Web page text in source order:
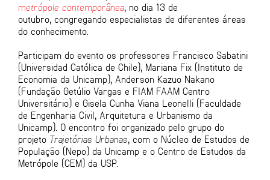
metrópole contemporânea, no dia 13 de
outubro, congregando especialistas de diferentes áreas
do conhecimento.
Participam do evento os professores Francisco Sabatini
(Universidad Católica de Chile), Mariana Fix (Instituto de
Economia da Unicamp), Anderson Kazuo Nakano
(Fundação Getúlio Vargas e FIAM FAAM Centro
Universitário) e Gisela Cunha Viana Leonelli (Faculdade
de Engenharia Civil, Arquitetura e Urbanismo da
Unicamp). O encontro foi organizado pelo grupo do
projeto Trajetórias Urbanas, com o Núcleo de Estudos de
População (Nepo) da Unicamp e o Centro de Estudos da
Metrópole (CEM) da USP.